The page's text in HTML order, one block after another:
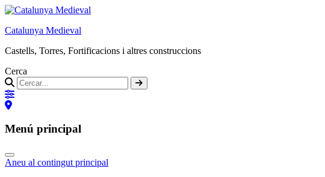
Catalunya Medieval
Castells, Torres, Fortificacions i altres construccions
Cerca
Menú principal
Aneu al contingut principal